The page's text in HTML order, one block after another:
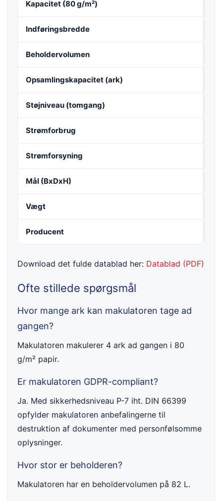
Kapacitet (80 g/m²)
Indføringsbredde
Beholdervolumen
Opsamlingskapacitet (ark)
Støjniveau (tomgang)
Strømforbrug
Strømforsyning
Mål (BxDxH)
Vægt
Producent
Download det fulde datablad her: Datablad (PDF)
Ofte stillede spørgsmål
Hvor mange ark kan makulatoren tage ad
gangen?
Makulatoren makulerer 4 ark ad gangen i 80
g/m² papir.
Er makulatoren GDPR-compliant?
Ja. Med sikkerhedsniveau P-7 iht. DIN 66399
opfylder makulatoren anbefalingerne til
destruktion af dokumenter med personfølsomme
oplysninger.
Hvor stor er beholderen?
Makulatoren har en beholdervolumen på 82 L.